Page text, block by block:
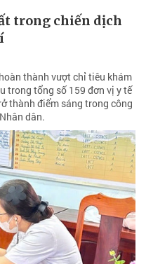
trong chiến dịch
thành vượt chỉ tiêu khám
trong tổng số 159 đơn vị y tế
thành điểm sáng trong công
dân.